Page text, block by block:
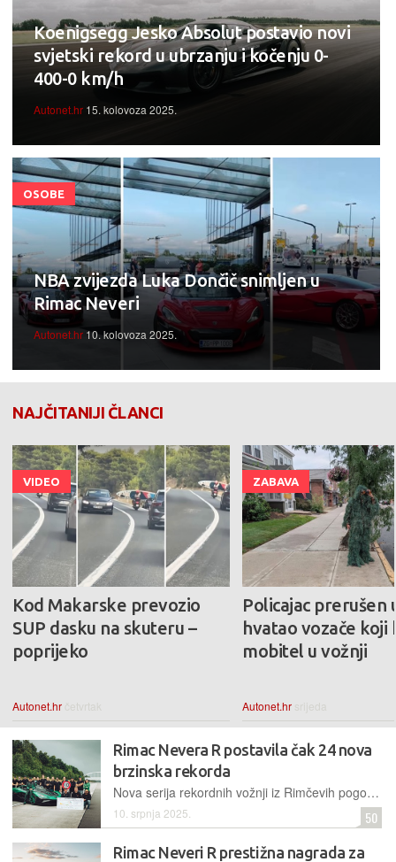
Koenigsegg Jesko Absolut postavio novi
svjetski rekord u ubrzanju i kočenju 0-
400-0 km/h
Autonet.hr 15. kolovoza 2025.
OSOBE
NBA zvijezda Luka Dončič snimljen u
Rimac Neveri
Autonet.hr10. kolovoza 2025.
NAJČITANIJI ČLANCI
VIDEO
Kod Makarske prevozio
SUP dasku na skuteru –
poprijeko
Autonet.hr četvrtak
ZABAVA
Policajac prerušen
hvatao vozače koji
mobitel u vožnji
Autonet.hr srijeda
Rimac Nevera R postavila čak 24 nova
brzinska rekorda
Nova serija rekordnih vožnji iz Rimčevih pogona. Nakon standardne Nevere i njezine verzije Time Attack, Nevera R oborila je niz brzinskih rekorda i vratila ih pod krov hrvatske kompanije
10. srpnja 2025. 50
Rimac Neveri R prestižna nagrada za